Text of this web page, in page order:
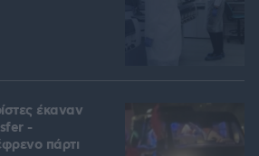
έκαναν
-
πάρτι